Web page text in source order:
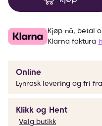
Kjøp nå, betal
Klarna faktura
Online
Lynrask levering og fri
Klikk og Hent
Velg butikk